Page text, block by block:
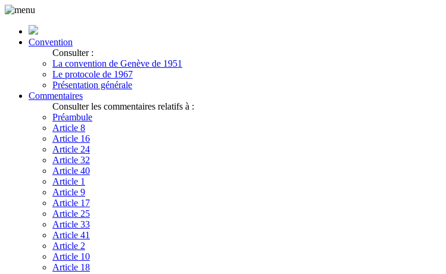
Convention
Consulter :
La convention de Genève de 1951
Le protocole de 1967
Présentation générale
Commentaires
Consulter les commentaires relatifs à :
Préambule
Article 8
Article 16
Article 24
Article 32
Article 40
Article 1
Article 9
Article 17
Article 25
Article 33
Article 41
Article 2
Article 10
Article 18